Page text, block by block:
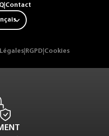
| Contact
RGPD Cookies